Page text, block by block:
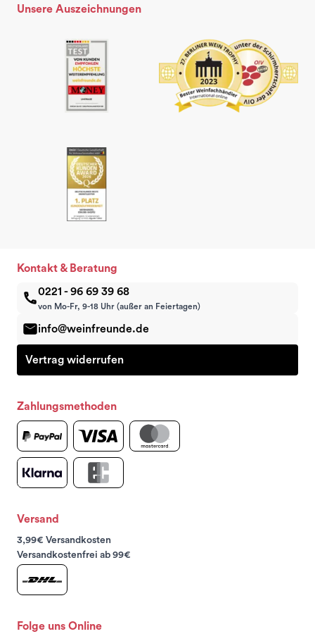
Unsere Auszeichnungen
Kontakt & Beratung
0221 - 96 69 39 68
von Mo-Fr, 9-18 Uhr (außer an Feiertagen)
info@weinfreunde.de
Vertrag widerrufen
Zahlungsmethoden
Versand
3,99€ Versandkosten
Versandkostenfrei ab 99€
Folge uns Online